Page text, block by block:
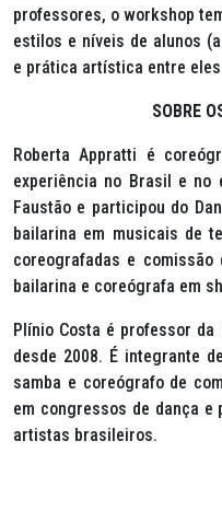
professores, oworkshop
estilos e níveis de alunos
e prática artística entre
SOBRE
Roberta Appratti é
experiência no Brasil e no
Faustão e participou do
bailarina em musicais de
coreografadas e
bailarina e coreógrafa em
Plínio Costa é professor da
desde 2008. É integrante
samba e coreógrafo de
em congressos de dança
artistas brasileiros.